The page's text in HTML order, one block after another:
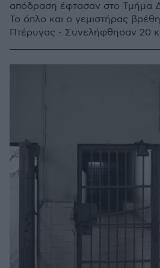
απόδραση έφτασαν στο Τμήμα
Το όπλο και ο γεμιστήρας
Πτέρυγας - Συνελήφθησαν 20